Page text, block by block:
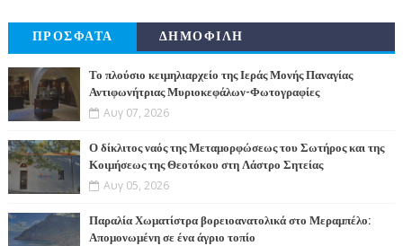
ΠΡΟΣΦΑΤΑ ΔΗΜΟΦΙΛΗ
Το πλούσιο κειμηλιαρχείο της Ιεράς Μονής Παναγίας
Αντιφωνήτριας Μυριοκεφάλων-Φωτογραφίες
Αυγ 07, 2026
Ο δίκλιτος ναός της Μεταμορφώσεως του Σωτήρος και της
Κοιμήσεως της Θεοτόκου στη Λάστρο Σητείας
Αυγ 05, 2026
Παραλία Χωματίστρα βορειοανατολικά στο Μεραμπέλο:
Απομονωμένη σε ένα άγριο τοπίο